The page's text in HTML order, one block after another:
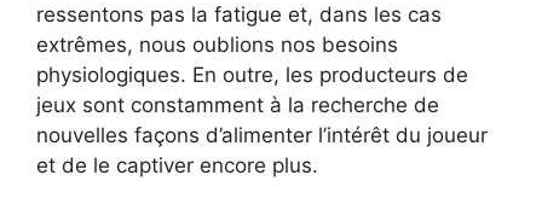
ressentons pas la fatigue et, dans les cas
extrêmes, nous oublions nos besoins
physiologiques. En outre, les producteurs de
jeux sont constamment à la recherche de
nouvelles façons d’alimenter l’intérêt du joueur
et de le captiver encore plus.